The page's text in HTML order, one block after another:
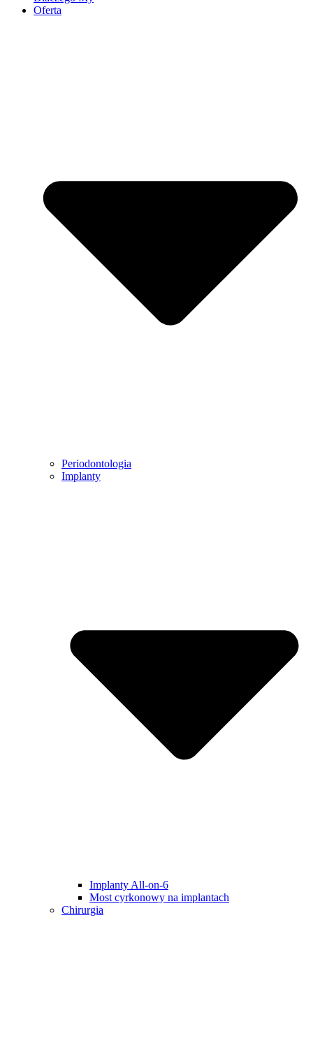
Oferta
Periodontologia
Implanty
Implanty All-on-6
Most cyrkonowy na implantach
Chirurgia